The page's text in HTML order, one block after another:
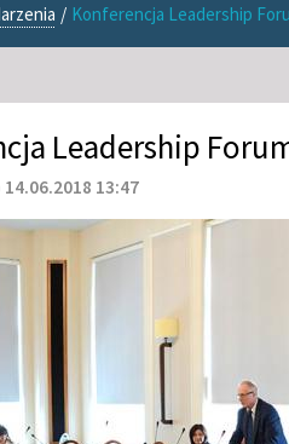
/ Konferencja Leadership
Leadership
13:47